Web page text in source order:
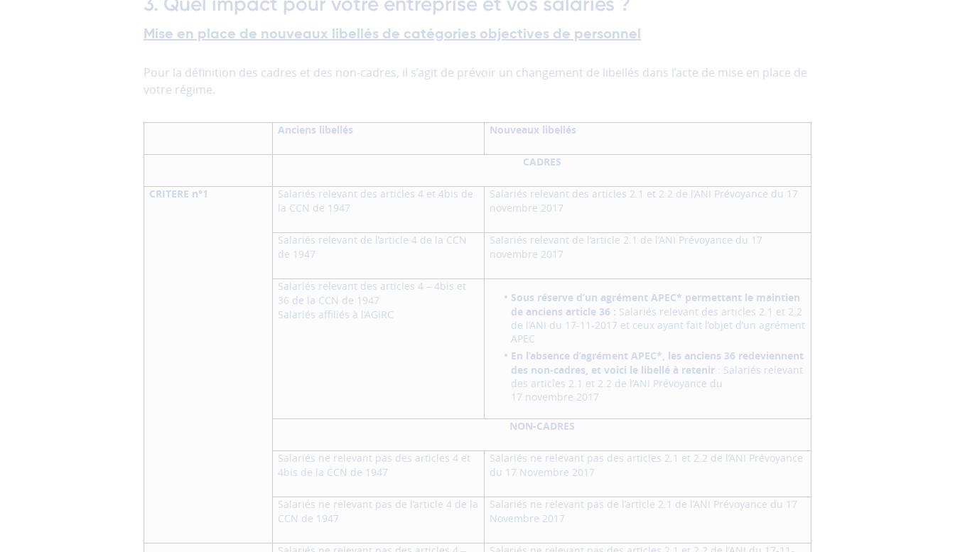
Mise en place de nouveaux libellés de catégories objectives de personnel
Pour la définition des cadres et des non-cadres, il s’agit de prévoir un changement de libellés dans l’acte de mise en place de
votre régime.
Anciens libellés Nouveaux libellés
CADRES
CRITERE n°1
Salariés relevant des articles 4 et 4bis de
la CCN de 1947
Salariés relevant des articles 2.1 et 2.2 de l’ANI Prévoyance du 17
novembre 2017
Salariés relevant de l’article 4 de la CCN
de 1947
Salariés relevant de l’article 2.1 de l’ANI Prévoyance du 17
novembre 2017
Salariés relevant des articles 4 – 4bis et
36 de la CCN de 1947
Salariés affiliés à l’AGIRC
Sous réserve d’un agrément APEC* permettant le maintien
de anciens article 36 : Salariés relevant des articles 2.1 et 2.2
de l’ANI du 17-11-2017 et ceux ayant fait l’objet d’un agrément
APEC
En l’absence d’agrément APEC*, les anciens 36 redeviennent
des non-cadres, et voici le libellé à retenir : Salariés relevant
des articles 2.1 et 2.2 de l’ANI Prévoyance du
17 novembre 2017
NON-CADRES
Salariés ne relevant pas des articles 4 et
4bis de la CCN de 1947
Salariés ne relevant pas des articles 2.1 et 2.2 de l’ANI Prévoyance
du 17 Novembre 2017
Salariés ne relevant pas de l’article 4 de la
CCN de 1947
Salariés ne relevant pas de l’article 2.1 de l’ANI Prévoyance du 17
Novembre 2017
cookies
permettent
fonctionner
les
vers
réseaux